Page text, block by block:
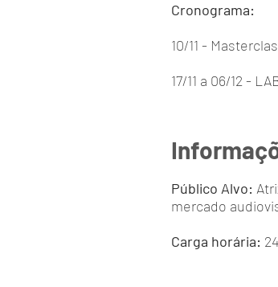
Cronograma:
10/11 -
17/11 a 06/12 -
Público Alvo:
mercado
Carga horária: